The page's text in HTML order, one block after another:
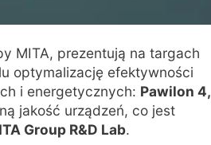
MITA, prezentują na targach
optymalizację efektywności
i energetycznych: Pawilon 4,
jakość urządzeń, co jest
Group R&D Lab.